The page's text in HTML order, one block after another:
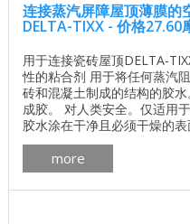
连接蒸汽屏障屋顶薄膜的
DELTA-TIXX - 价格27.60
用于连接瓷砖屋顶DELTA-
性的粘合剂 用于将任何蒸汽
砖和混凝土制成的结构的胶
成胶。 对人类安全。仅适用
胶水涂在干净且必须干燥的
胶粘剂规格： 应用温度 不低
盒容量 310毫升 温度稳定 从-
more